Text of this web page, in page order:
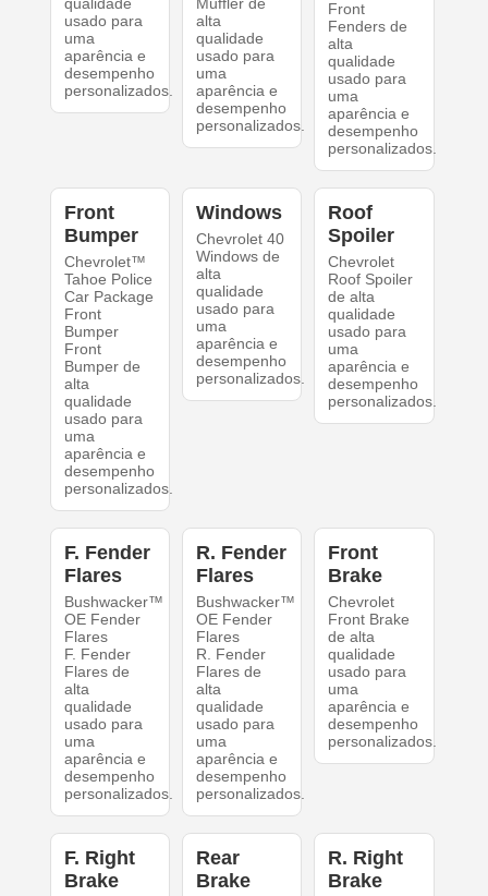
usado para
uma
aparência e
desempenho
personalizados.
alta
qualidade
usado para
uma
aparência e
desempenho
personalizados.
Front
Fenders de
alta
qualidade
usado para
uma
aparência e
desempenho
personalizados.
Front
Bumper
Chevrolet™
Tahoe Police
Car Package
Front
Bumper
Front
Bumper de
alta
qualidade
usado para
uma
aparência e
desempenho
personalizados.
Windows
Chevrolet 40
Windows de
alta
qualidade
usado para
uma
aparência e
desempenho
personalizados.
Roof
Spoiler
Chevrolet
Roof Spoiler
de alta
qualidade
usado para
uma
aparência e
desempenho
personalizados.
F. Fender
Flares
Bushwacker™
OE Fender
Flares
F. Fender
Flares de
alta
qualidade
usado para
uma
aparência e
desempenho
personalizados.
R. Fender
Flares
Bushwacker™
OE Fender
Flares
R. Fender
Flares de
alta
qualidade
usado para
uma
aparência e
desempenho
personalizados.
Front
Brake
Chevrolet
Front Brake
de alta
qualidade
usado para
uma
aparência e
desempenho
personalizados.
F. Right
Brake
Rear
Brake
R. Right
Brake